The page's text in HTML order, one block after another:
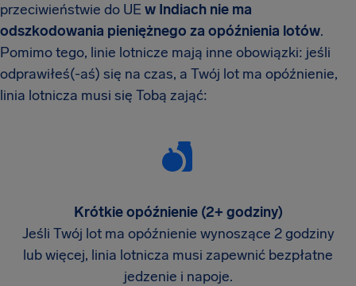
przeciwieństwie do UE w Indiach nie ma
odszkodowania pieniężnego za opóźnienia lotów.
Pomimo tego, linie lotnicze mają inne obowiązki: jeśli
odprawiłeś(-aś) się na czas, a Twój lot ma opóźnienie,
linia lotnicza musi się Tobą zająć:
Krótkie opóźnienie (2+ godziny)
Jeśli Twój lot ma opóźnienie wynoszące 2 godziny
lub więcej, linia lotnicza musi zapewnić bezpłatne
jedzenie i napoje.